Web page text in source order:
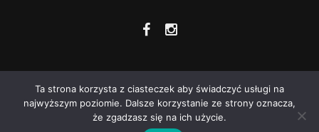
COPRZECZYTAĆ.PL 2021 | STRONA WYKORZYSTUJE PLIKI COOKIES |
Ta strona korzysta z ciasteczek aby świadczyć usługi na
najwyższym poziomie. Dalsze korzystanie ze strony oznacza,
że zgadzasz się na ich użycie.